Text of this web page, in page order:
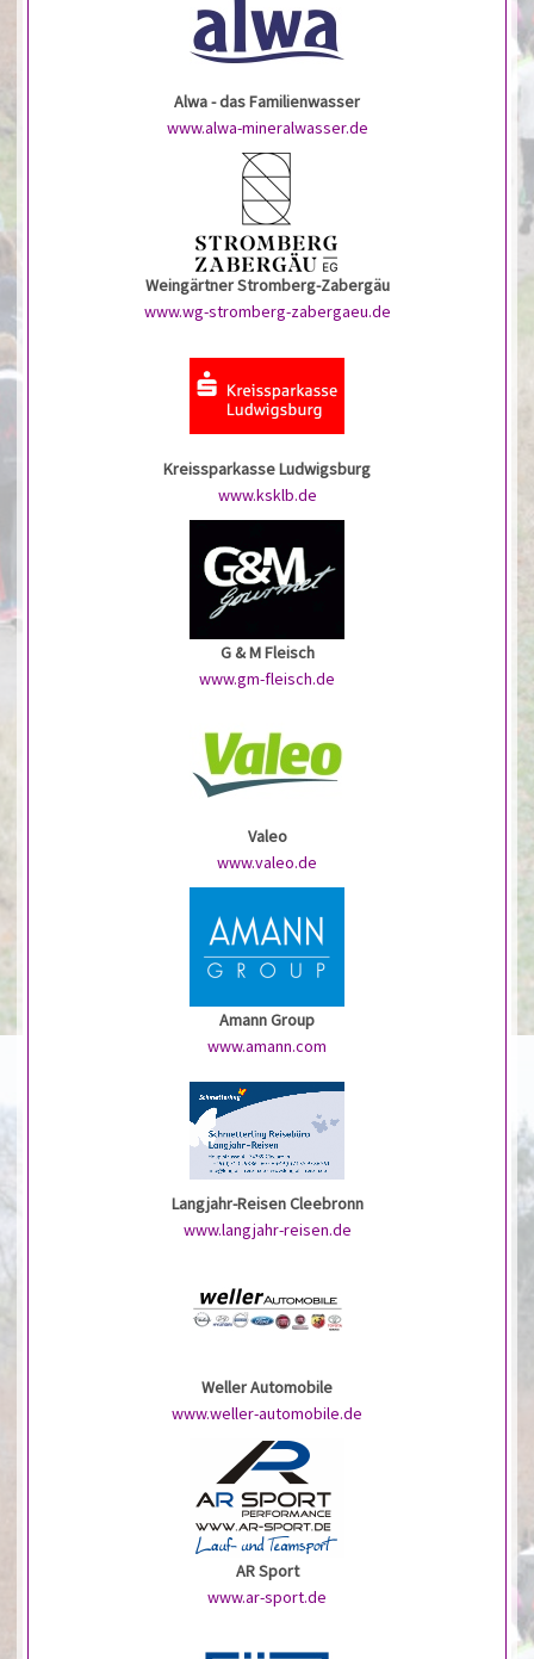
Alwa - das Familienwasser
www.alwa-mineralwasser.de
Weingärtner Stromberg-Zabergäu
www.wg-stromberg-zabergaeu.de
Kreissparkasse Ludwigsburg
www.ksklb.de
G & M Fleisch
www.gm-fleisch.de
Valeo
www.valeo.de
Amann Group
www.amann.com
Langjahr-Reisen Cleebronn
www.langjahr-reisen.de
Weller Automobile
www.weller-automobile.de
AR Sport
www.ar-sport.de